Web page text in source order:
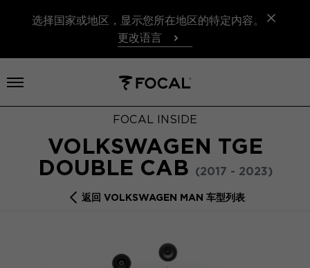
选择国家或地区，显示您所在地区的特定内容。
更改语言
打开菜单
FOCAL INSIDE
VOLKSWAGEN TGE
DOUBLE CAB (2017 - 2023)
返回 VOLKSWAGEN MAN 车型列表